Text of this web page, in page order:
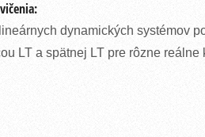
dynamických systémov
LT a spätnej LT pre rôzne